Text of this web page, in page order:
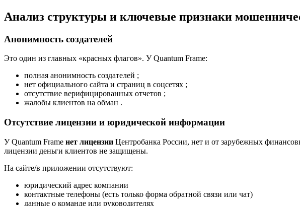
Анализ структуры и ключевые признаки
Анонимность создателей
Это один из главных «красных флагов». У Quantum Frame:
полная анонимность создателей ;
нет официального сайта и страниц в соцсетях ;
отсутствие верифицированных отчетов ;
жалобы клиентов на обман .
Отсутствие лицензии и юридической информации
У Quantum Frame нет лицензии Центробанка России, нет и от зарубежных
лицензии деньги клиентов не защищены.
На сайте/в приложении отсутствуют:
юридический адрес компании
контактные телефоны (есть только форма обратной связи или чат)
данные о команде или руководителях